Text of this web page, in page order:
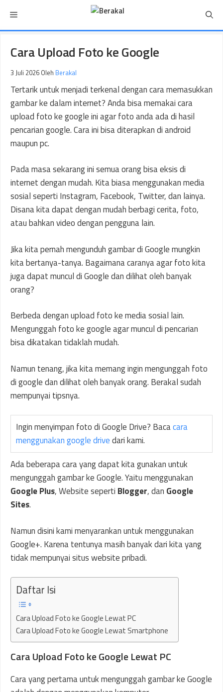
isi
Menu
Cara Upload Foto ke Google
3 Juli 2026 Oleh Berakal
Tertarik untuk menjadi terkenal dengan cara memasukkan
gambar ke dalam internet? Anda bisa memakai cara
upload foto ke google ini agar foto anda ada di hasil
pencarian google. Cara ini bisa diterapkan di android
maupun pc.
Pada masa sekarang ini semua orang bisa eksis di
internet dengan mudah. Kita biasa menggunakan media
sosial seperti Instagram, Facebook, Twitter, dan lainya.
Disana kita dapat dengan mudah berbagi cerita, foto,
atau bahkan video dengan pengguna lain.
Jika kita pernah mengunduh gambar di Google mungkin
kita bertanya-tanya. Bagaimana caranya agar foto kita
juga dapat muncul di Google dan dilihat oleh banyak
orang?
Berbeda dengan upload foto ke media sosial lain.
Mengunggah foto ke google agar muncul di pencarian
bisa dikatakan tidaklah mudah.
Namun tenang, jika kita memang ingin mengunggah foto
di google dan dilihat oleh banyak orang. Berakal sudah
mempunyai tipsnya.
Ingin menyimpan foto di Google Drive? Bacacara
menggunakan google drivedari kami.
Ada beberapa cara yang dapat kita gunakan untuk
mengunggah gambar ke Google. Yaitu menggunakan
Google Plus, Website seperti Blogger, dan Google
Sites.
Namun disini kami menyarankan untuk menggunakan
Google+. Karena tentunya masih banyak dari kita yang
tidak mempunyai situs website pribadi.
Daftar Isi
Cara Upload Foto ke Google Lewat PC
Cara Upload Foto ke Google Lewat Smartphone
Cara Upload Foto ke Google Lewat PC
Cara yang pertama untuk mengunggah gambar ke Google